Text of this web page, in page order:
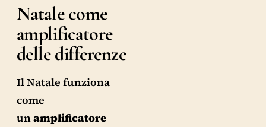
Natale come
amplificatore
delle differenze
Il Natale funziona
come
unamplificatore